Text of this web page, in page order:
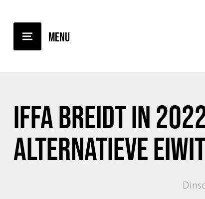
IFFA BREIDT IN
ALTERNATIEVE